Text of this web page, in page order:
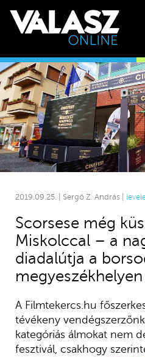
2019.09.25. | Sergő Z. András |
Scorsese még
Miskolccal – a
diadalútja a
megyeszékhelyen
A Filmtekercs.hu
tévékeny
kategóriás álmokat nem
fesztivál, csakhogy